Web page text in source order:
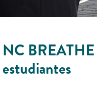
NC
estudiantes